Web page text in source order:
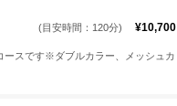
(目安時間：120分) ¥10,700
スです※ダブルカラー、メッシュカ